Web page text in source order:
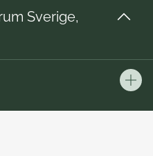
Sverige,